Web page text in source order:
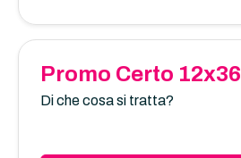
Promo Certo 12x36
Di che cosa si tratta?